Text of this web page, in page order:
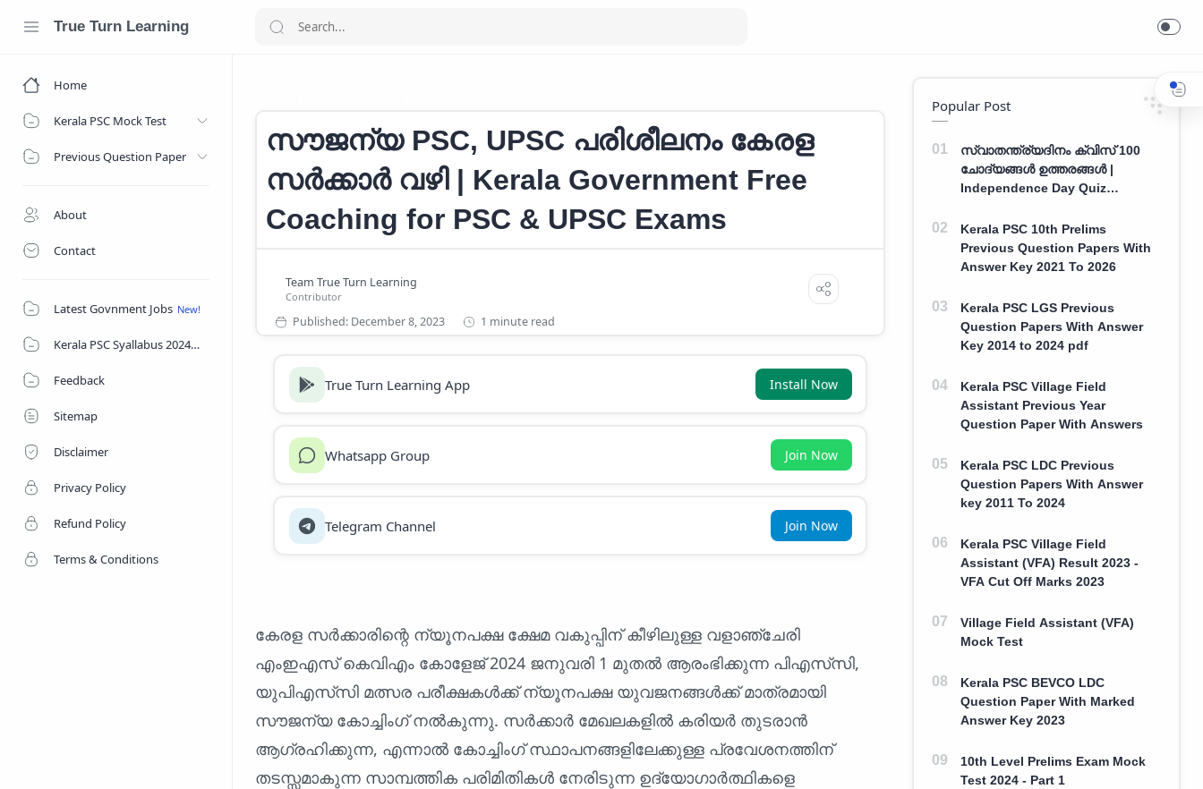
True Turn Learning
Home
Kerala PSC Mock Test
Previous Question Paper
About
Contact
Latest Govnment Jobs
Kerala PSC Syallabus 2024
Feedback
Sitemap
Disclaimer
Privacy Policy
Refund Policy
Terms & Conditions
സൗജന്യ PSC, UPSC പരിശീലനം കേരള
സർക്കാർ വഴി | Kerala Government Free
Coaching for PSC & UPSC Exams
1 minute read
True Turn Learning App Install Now
Whatsapp Group Join Now
Telegram Channel Join Now
കേരള സർക്കാരിന്റെ ന്യൂനപക്ഷ ക്ഷേമ വകുപ്പിന് കീഴിലുള്ള വളാഞ്ചേരി
എംഇഎസ് കെവിഎം കോളേജ് 2024 ജനുവരി 1 മുതൽ ആരംഭിക്കുന്ന പിഎസ്‌സി,
യുപിഎസ്‌സി മത്സര പരീക്ഷകൾക്ക് ന്യൂനപക്ഷ യുവജനങ്ങൾക്ക് മാത്രമായി
സൗജന്യ കോച്ചിംഗ് നൽകുന്നു. സർക്കാർ മേഖലകളിൽ കരിയർ തുടരാൻ
ആഗ്രഹിക്കുന്ന, എന്നാൽ കോച്ചിംഗ് സ്ഥാപനങ്ങളിലേക്കുള്ള പ്രവേശനത്തിന്
തടസ്സമാകുന്ന സാമ്പത്തിക പരിമിതികൾ നേരിടുന്ന ഉദ്യോഗാർത്ഥികളെ
Popular Post
സ്വാതന്ത്ര്യദിനം ക്വിസ് 100
ചോദ്യങ്ങൾ ഉത്തരങ്ങൾ |
Independence Day Quiz
Answers
Kerala PSC 10th Prelims
Previous Question Papers With
Answer Key 2021 To 2026
Kerala PSC LGS Previous
Question Papers With Answer
Key 2014 to 2024 pdf
Kerala PSC Village Field
Assistant Previous Year
Question Paper With Answers
Kerala PSC LDC Previous
Question Papers With Answer
key 2011 To 2024
Kerala PSC Village Field
Assistant (VFA) Result 2023 -
VFA Cut Off Marks 2023
Village Field Assistant (VFA)
Mock Test
Kerala PSC BEVCO LDC
Question Paper With Marked
Answer Key 2023
10th Level Prelims Exam Mock
Test 2024 - Part 1